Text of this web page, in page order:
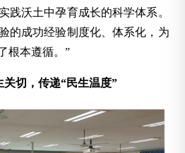
践沃土中孕育成长的科学体系。
的成功经验制度化、体系化，为
根本遵循。”
关切，传递“民生温度”